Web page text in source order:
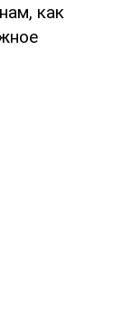
как